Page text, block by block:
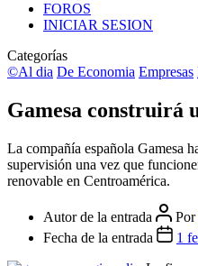
FOROS
INICIAR SESION
Categorías
©Al dia De Economia Empresas
Gamesa construirá
La compañía española Gamesa
supervisión una vez que
renovable en Centroamérica.
Autor de la entrada Por
Fecha de la entrada
1